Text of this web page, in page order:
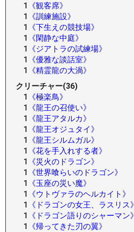
1
《観客席》
1
《訓練施設》
1
《下生えの競技場》
1
《閑静な中庭》
1
《ジアトラの試練場》
1
《優雅な談話室》
1
《精霊龍の大渦》
クリーチャー(36)
1
《極楽鳥》
1
《龍王の召使い》
1
《龍王アタルカ》
1
《龍王オジュタイ》
1
《龍王シルムガル》
1
《花を手入れする者》
1
《災火のドラゴン》
1
《世界喰らいのドラゴン》
1
《玉座の災い魔》
1
《ウトヴァラのヘルカイト》
1
《ドラゴンの女王、ラスリス》
1
《ドラゴン語りのシャーマン》
1
《帰ってきた刃の翼》